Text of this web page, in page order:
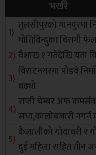
भर्खरै
तुलसीपुरको मानपुरमा
मोतिविन्दुका बिरामी
वैशाख १ गतेदेखि यता
विराटनगरमा पोडवे
बढ्यो
राप्ती चेम्बर अफ
सभा,कालोबजारी नगर्न
कैलालीको गोदावरी र
दुई महिला सहित तीन